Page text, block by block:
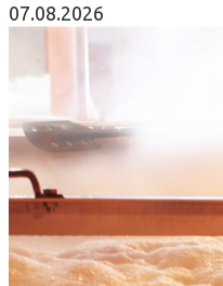
07.08.2026